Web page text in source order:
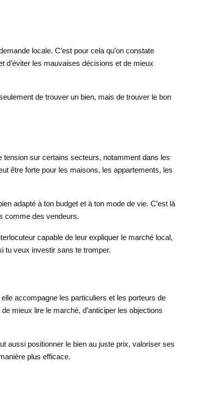
locale. C’est pour cela qu’on constate
d’éviter les mauvaises décisions et de mieux
de trouver un bien, mais de trouver le bon
tension sur certains secteurs, notamment dans les
être forte pour les maisons, les appartements, les
adapté à ton budget et à ton mode de vie. C’est là
comme des vendeurs.
capable de leur expliquer le marché local,
tu veux investir sans te tromper.
accompagne les particuliers et les porteurs de
mieux lire le marché, d’anticiper les objections
aussi positionner le bien au juste prix, valoriser ses
plus efficace.